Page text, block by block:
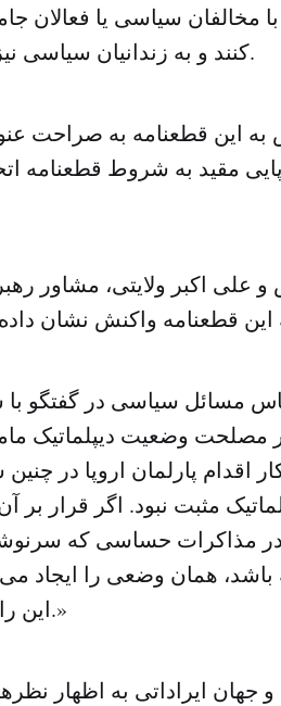
مخالفان سیاسی یا فعالان
کنند و به زندانیان سیاسی نیز دسترسی داشته باشند.
به این قطعنامه به صراحت
مقید به شروط قطعنامه
اکبر ولایتی، مشاور
مسائل سیاسی در گفتگو
مصلحت وضعیت دیپلماتیک
اقدام پارلمان اروپا در
مثبت نبود. اگر قرار بر
مذاکرات حساسی که
باشد، همان وضعی را ایجاد
این رابطه ها مرتکب می شود.»
جهان ایراداتی به اظهار